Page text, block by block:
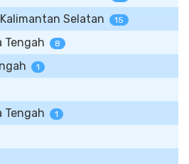
Selatan 15
Tengah 8
1
Tengah 1